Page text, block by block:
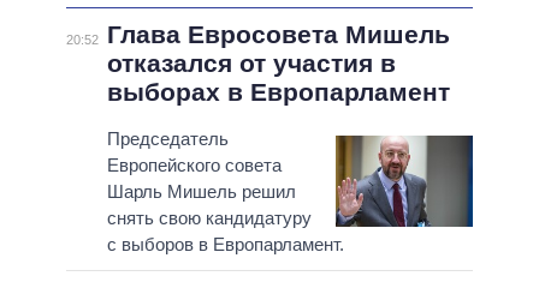
20:52
Глава Евросовета Мишель
отказался от участия в
выборах в Европарламент
Председатель
Европейского совета
Шарль Мишель решил
снять свою кандидатуру
с выборов в Европарламент.